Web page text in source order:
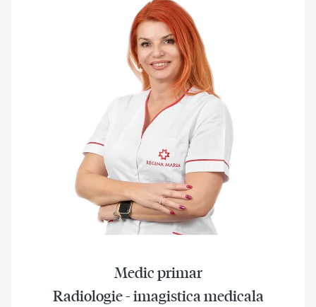
Medic primar
Radiologie - imagistica medicala